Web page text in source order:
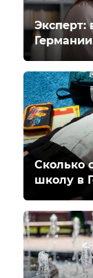
Эксперт:
Сколько
школу в